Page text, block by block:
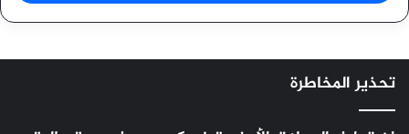
تحذير المخاطرة